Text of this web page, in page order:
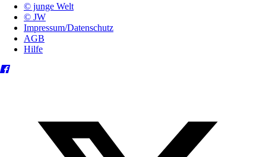
© junge Welt
© JW
Impressum/Datenschutz
AGB
Hilfe